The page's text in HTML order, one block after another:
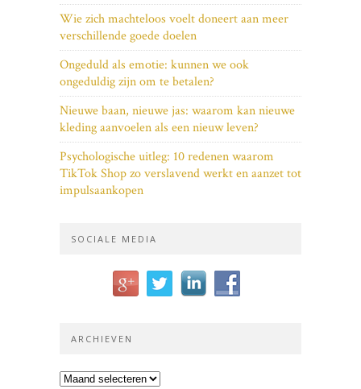
Wie zich machteloos voelt doneert aan meer
verschillende goede doelen
Ongeduld als emotie: kunnen we ook
ongeduldig zijn om te betalen?
Nieuwe baan, nieuwe jas: waarom kan nieuwe
kleding aanvoelen als een nieuw leven?
Psychologische uitleg: 10 redenen waarom
TikTok Shop zo verslavend werkt en aanzet tot
impulsaankopen
SOCIALE MEDIA
ARCHIEVEN
Archieven